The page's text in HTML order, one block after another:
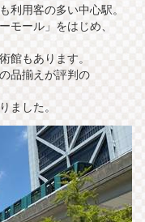
利用客の多い中心駅。
モール」をはじめ、
館もあります。
品揃えが評判の
ました。